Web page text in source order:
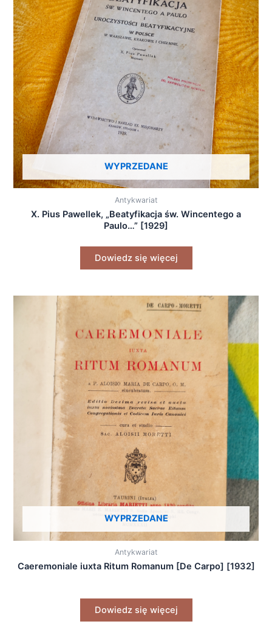
WYPRZEDANE
Antykwariat
X. Pius Pawellek, „Beatyfikacja św. Wincentego a
Paulo…” [1929]
Dowiedz się więcej
WYPRZEDANE
Antykwariat
Caeremoniale iuxta Ritum Romanum [De Carpo] [1932]
Dowiedz się więcej